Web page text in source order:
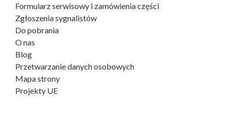
Formularz serwisowy i zamówienia części
Zgłoszenia sygnalistów
Do pobrania
O nas
Blog
Przetwarzanie danych osobowych
Mapa strony
Projekty UE